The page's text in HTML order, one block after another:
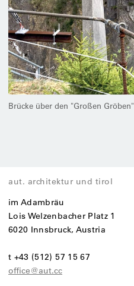
Brücke über den "Großen
aut. architektur und tirol
im Adambräu
Lois Welzenbacher Platz 1
6020 Innsbruck, Austria
t +43 (512) 57 15 67
office@aut.cc